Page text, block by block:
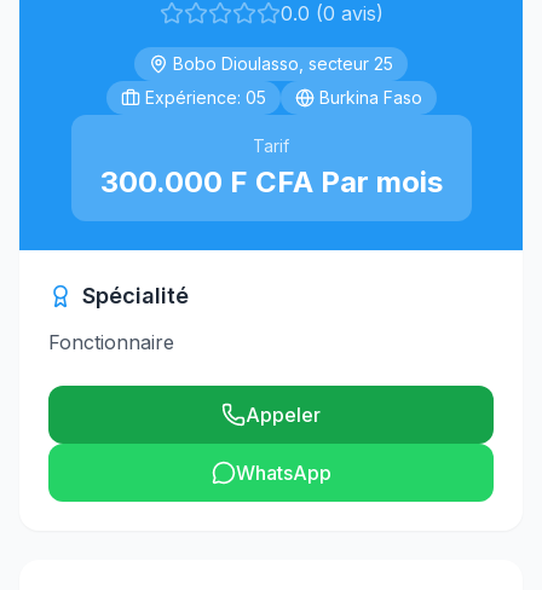
0.0 (0 avis)
Bobo Dioulasso, secteur 25
Expérience: 05
Burkina Faso
Tarif
300.000 F CFA Par mois
Spécialité
Fonctionnaire
Appeler
WhatsApp